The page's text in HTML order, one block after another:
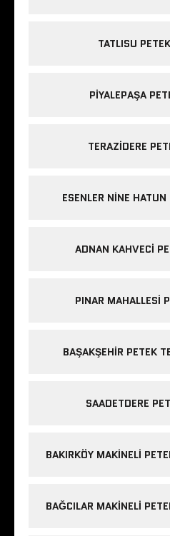
TATLISU
PIYALEPAŞA
TERAZIDERE
ESENLER NINE
ADNAN KAHVECI
PINAR MAHALLESI
BAŞAKŞEHIR PETEK
SAADETDERE
BAKIRKÖY MAKINELI
BAĞCILAR MAKINELI